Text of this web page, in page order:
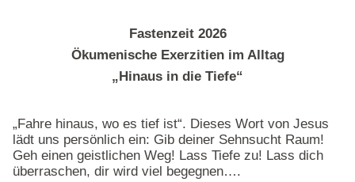
Fastenzeit 2026
Ökumenische Exerzitien im Alltag
„Hinaus in die Tiefe“
„Fahre hinaus, wo es tief ist“. Dieses Wort von Jesus
lädt uns persönlich ein: Gib deiner Sehnsucht Raum!
Geh einen geistlichen Weg! Lass Tiefe zu! Lass dich
überraschen, dir wird viel begegnen….